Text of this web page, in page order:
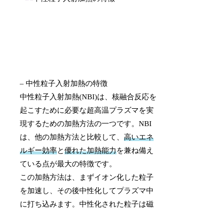
– 中性粒子入射加熱の特徴
中性粒子入射加熱(NBI)は、核融合反応を
起こすために必要な超高温プラズマを実
現するための加熱方法の一つです。NBI
は、他の加熱方法と比較して、高いエネ
ルギー効率と優れた加熱能力を兼ね備え
ている点が最大の特徴です。
この加熱方法は、まずイオン化した粒子
を加速し、その後中性化してプラズマ中
に打ち込みます。中性化された粒子は磁